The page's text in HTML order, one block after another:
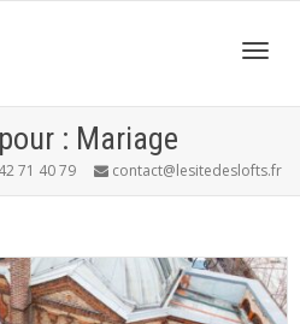
: Mariage
71 40 79 contact@lesitedeslofts.fr